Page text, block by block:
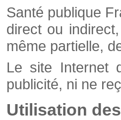
Santé publique
direct ou
même partielle,
Le site Internet
publicité, ni ne
Utilisation